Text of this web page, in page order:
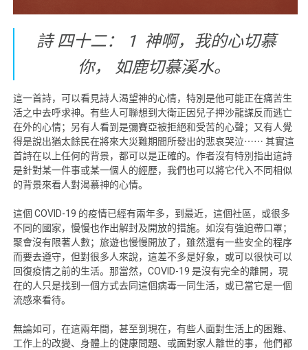
詩 四十二： 1 神啊，我的心切慕
你， 如鹿切慕溪水。
這一首詩，可以看見詩人渴望神的心情，特別是他可能正在痛苦生
活之中去呼求神。有些人可聯想到大衛正因兒子押沙龍謀反而逃亡
在外的心情；另有人看到是彌賽亞被拒絕和受苦的心聲；又有人覺
得是說出猶太餘民在將來大災難期間所發出的悲哀哭泣⋯⋯ 其實這
首詩在以上任何的背景，都可以是正確的。作者沒有特別指出這詩
是針對某一件事或某一個人的經歷，我們也可以將它代入不同相似
的背景來看人對渴慕神的心情。
這個 COVID-19 的疫情已經有兩年多，到最近，這個社區，或很多
不同的國家，慢慢也作出解封及開放的措施。如沒有強迫帶口罩；
聚會沒有限著人數；旅遊也慢慢開放了，雖然還有一些安全的程序
而要去遵守，但對很多人來說，這差不多是好象，或可以很快可以
回復疫情之前的生活。那當然，COVID-19 是沒有完全的離開，現
在的人只是找到一個方式去同這個病毒一同生活，或已當它是一個
流感來看待。
無論如可，在這兩年間，甚至到現在，有些人面對生活上的困難、
工作上的改變、身體上的健康問題、或面對家人離世的事，他們都